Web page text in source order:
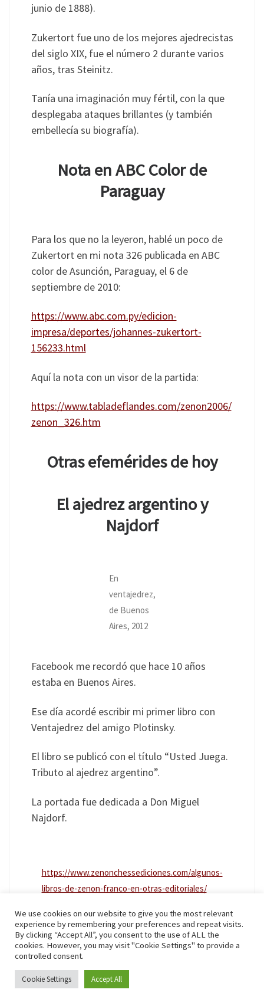
junio de 1888).
Zukertort fue uno de los mejores ajedrecistas
del siglo XIX, fue el número 2 durante varios
años, tras Steinitz.
Tanía una imaginación muy fértil, con la que
desplegaba ataques brillantes (y también
embellecía su biografía).
Nota en ABC Color de
Paraguay
Para los que no la leyeron, hablé un poco de
Zukertort en mi nota 326 publicada en ABC
color de Asunción, Paraguay, el 6 de
septiembre de 2010:
https://www.abc.com.py/edicion-
impresa/deportes/johannes-zukertort-
156233.html
Aquí la nota con un visor de la partida:
https://www.tabladeflandes.com/zenon2006/
zenon_326.htm
Otras efemérides de hoy
El ajedrez argentino y
Najdorf
En
ventajedrez,
de Buenos
Aires, 2012
Facebook me recordó que hace 10 años
estaba en Buenos Aires.
Ese día acordé escribir mi primer libro con
Ventajedrez del amigo Plotinsky.
El libro se publicó con el título “Usted Juega.
Tributo al ajedrez argentino”.
La portada fue dedicada a Don Miguel
Najdorf.
https://www.zenonchessediciones.com/algunos-
libros-de-zenon-franco-en-otras-editoriales/
El año pasado salió la versión inglesa de “Don
Miguel Najdorf. ´El viejo`”, publicada por
Thinkers Publishing.
La edición en castellano fue publicada por la
We use cookies on our website to give you the most relevant
experience by remembering your preferences and repeat visits.
By clicking “Accept All”, you consent to the use of ALL the
cookies. However, you may visit "Cookie Settings" to provide a
controlled consent.
Cookie Settings Accept All